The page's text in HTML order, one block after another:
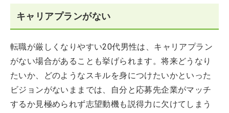
キャリアプランがない
転職が厳しくなりやすい20代男性は、キャリアプラン
がない場合があることも挙げられます。将来どうなり
たいか、どのようなスキルを身につけたいかといった
ビジョンがないままでは、自分と応募先企業がマッチ
するか見極められず志望動機も説得力に欠けてしまう